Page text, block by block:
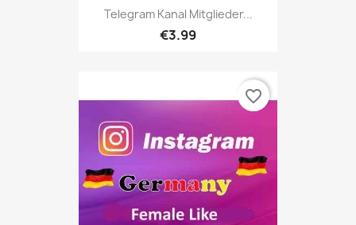
Telegram Kanal Mitglieder...
€3.99
favorite_border